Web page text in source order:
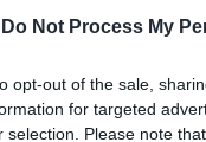
Do Not Process My
opt-out of the sale,
for targeted
selection. Please note
y optimizar
analizaremos
medibles y